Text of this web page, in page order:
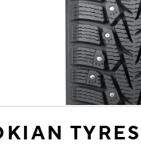
TYRES